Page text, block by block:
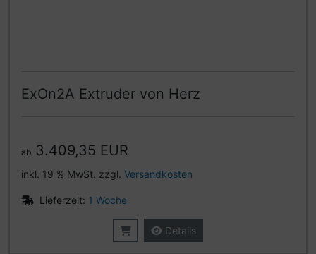
ExOn2A Extruder von Herz
ab 3.409,35 EUR
inkl. 19 % MwSt. zzgl. Versandkosten
Lieferzeit: 1 Woche
Details